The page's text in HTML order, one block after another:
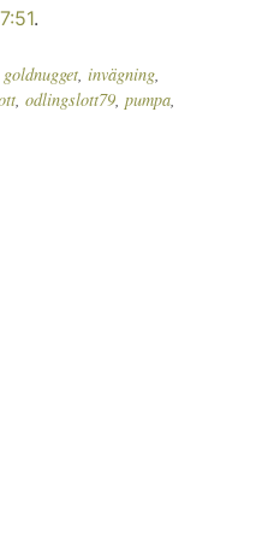
.
goldnugget, invägning,
, odlingslott79, pumpa,